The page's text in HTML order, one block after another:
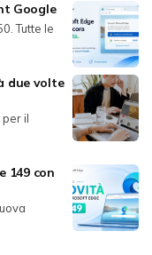
Google
Tutte le
due volte
il
149 con